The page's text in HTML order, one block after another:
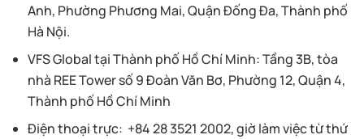
Anh, Phường Phương Mai, Quận Đống Đa, Thành phố
Hà Nội.
VFS Global tại Thành phố Hồ Chí Minh: Tầng 3B, tòa
nhà REE Tower số 9 Đoàn Văn Bơ, Phường 12, Quận 4,
Thành phố Hồ Chí Minh
Điện thoại trực: +84 28 3521 2002, giờ làm việc từ thứ